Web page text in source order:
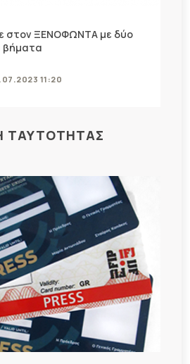
στον ΞΕΝΟΦΩΝΤΑ με δύο
βήματα
11:20
ΤΑΥΤΟΤΗΤΑΣ